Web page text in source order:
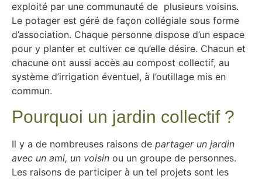
exploité par une communauté de plusieurs voisins.
Le potager est géré de façon collégiale sous forme
d’association. Chaque personne dispose d’un espace
pour y planter et cultiver ce qu’elle désire. Chacun et
chacune ont aussi accès au compost collectif, au
système d’irrigation éventuel, à l’outillage mis en
commun.
Pourquoi un jardin collectif ?
Il y a de nombreuses raisons de partager un jardin
avec un ami, un voisin ou un groupe de personnes.
Les raisons de participer à un tel projets sont les